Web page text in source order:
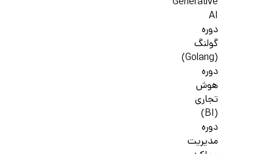
AI
دوره
گولنگ
(Golang)
دوره
هوش
تجاری
(BI)
دوره
مدیریت